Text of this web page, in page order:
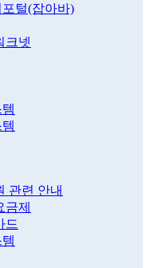
털(잡아바)
크넷
관련 안내
금제
드